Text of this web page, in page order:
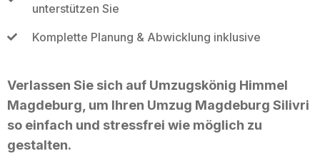
unterstützen Sie
Komplette Planung & Abwicklung inklusive
Verlassen Sie sich auf Umzugskönig Himmel
Magdeburg, um Ihren Umzug Magdeburg Silivri
so einfach und stressfrei wie möglich zu
gestalten.